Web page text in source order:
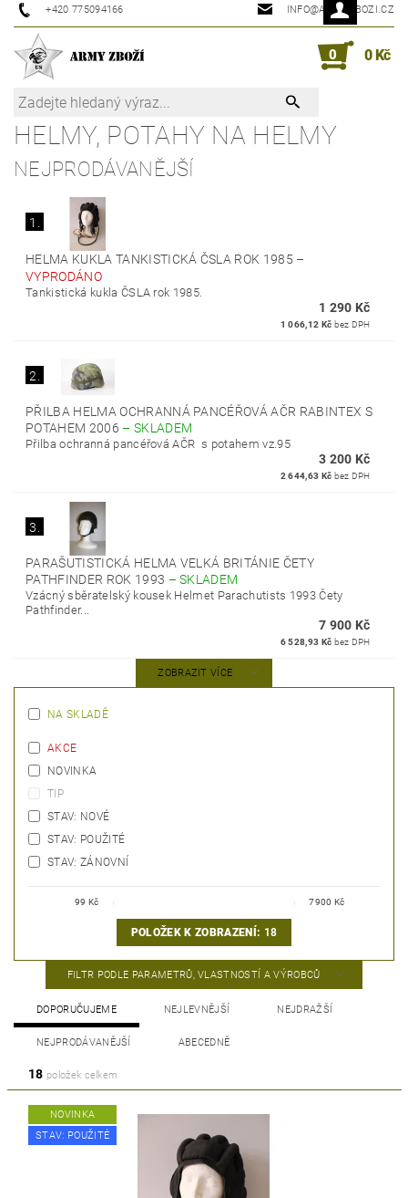
+420 775094166 INFO@ARMYZBOZI.CZ
0 0 Kč
HELMY, POTAHY NA HELMY
NEJPRODÁVANĚJŠÍ
1.
HELMA KUKLA TANKISTICKÁ ČSLA ROK 1985 –
VYPRODÁNO
Tankistická kukla ČSLA rok 1985.
1 290 Kč
1 066,12 Kč bez DPH
2.
PŘILBA HELMA OCHRANNÁ PANCÉŘOVÁ AČR RABINTEX S
POTAHEM 2006 – SKLADEM
Přilba ochranná pancéřová AČR s potahem vz.95
3 200 Kč
2 644,63 Kč bez DPH
3.
PARAŠUTISTICKÁ HELMA VELKÁ BRITÁNIE ČETY
PATHFINDER ROK 1993 –SKLADEM
Vzácný sběratelský kousek Helmet Parachutists 1993 Čety
Pathfinder...
7 900 Kč
6 528,93 Kč bez DPH
ZOBRAZIT VÍCE
NA SKLADĚ
AKCE
NOVINKA
TIP
STAV: NOVÉ
STAV: POUŽITÉ
STAV: ZÁNOVNÍ
99 Kč 7900 Kč
POLOŽEK K ZOBRAZENÍ: 18
FILTR PODLE PARAMETRŮ, VLASTNOSTÍ A VÝROBCŮ
DOPORUČUJEME NEJLEVNĚJŠÍ NEJDRAŽŠÍ
NEJPRODÁVANĚJŠÍ ABECEDNĚ
18 položek celkem
NOVINKA
STAV: POUŽITÉ